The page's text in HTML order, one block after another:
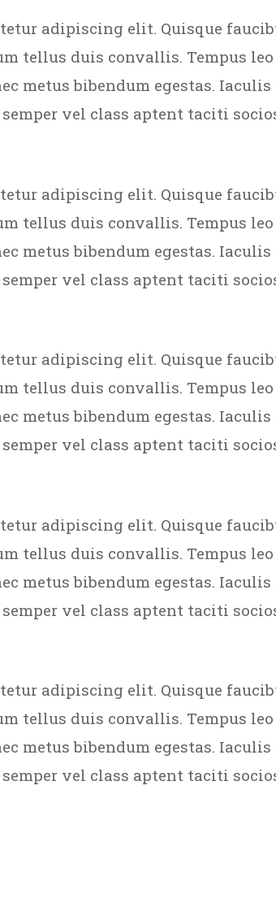
adipiscing elit. Quisque
tellus duis convallis. Tempus leo
metus bibendum egestas.
vel class aptent taciti
adipiscing elit. Quisque
tellus duis convallis. Tempus leo
metus bibendum egestas.
vel class aptent taciti
adipiscing elit. Quisque
tellus duis convallis. Tempus leo
metus bibendum egestas.
vel class aptent taciti
adipiscing elit. Quisque
tellus duis convallis. Tempus leo
metus bibendum egestas.
vel class aptent taciti
adipiscing elit. Quisque
tellus duis convallis. Tempus leo
metus bibendum egestas.
vel class aptent taciti